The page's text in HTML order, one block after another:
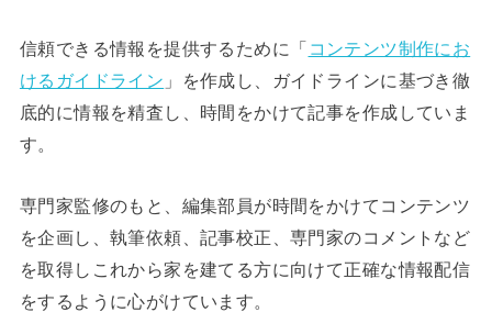
信頼できる情報を提供するために「 コンテンツ制作にお
けるガイドライン 」を作成し、ガイドラインに基づき徹
底的に情報を精査し、時間をかけて記事を作成していま
す。
専門家監修のもと、編集部員が時間をかけてコンテンツ
を企画し、執筆依頼、記事校正、専門家のコメントなど
を取得しこれから家を建てる方に向けて正確な情報配信
をするように心がけています。